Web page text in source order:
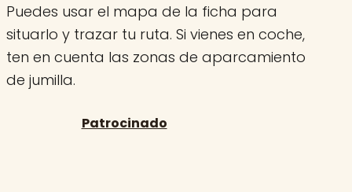
Puedes usar el mapa de la ficha para
situarlo y trazar tu ruta. Si vienes en coche,
ten en cuenta las zonas de aparcamiento
de jumilla.